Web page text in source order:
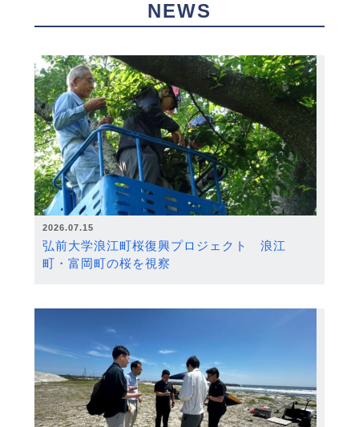
NEWS
2026.07.15
弘前大学浪江町桜復興プロジェクト 浪江
町・富岡町の桜を視察